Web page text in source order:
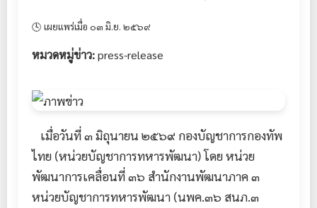
🕓 เผยแพร่เมื่อ ๐๓ มิ.ย. ๒๕๖๙
หมวดหมู่ข่าว:press-release
เมื่อวันที่ ๓ มิถุนายน ๒๕๖๙ กองบัญชาการกองทัพ
ไทย (หน่วยบัญชาการทหารพัฒนา) โดย หน่วย
พัฒนาการเคลื่อนที่ ๓๖ สำนักงานพัฒนาภาค ๓
หน่วยบัญชาการทหารพัฒนา (นพค.๓๖ สนภ.๓